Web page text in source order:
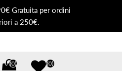
Gratuita per ordini
a 250€.
(0) (0)